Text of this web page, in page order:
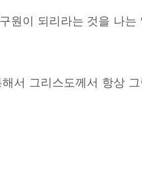
원이 되리라는 것을 나는
서 그리스도께서 항상